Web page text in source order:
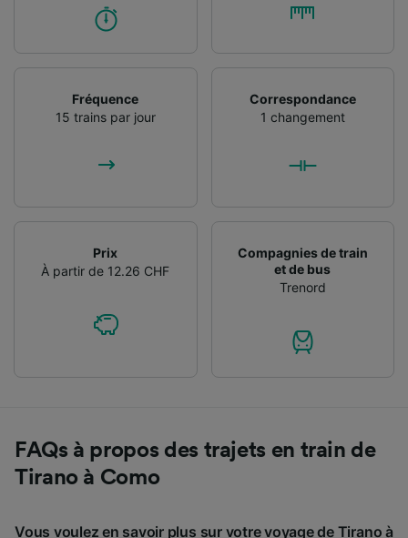
Fréquence
15 trains par jour
Correspondance
1 changement
Prix
À partir de 12.26 CHF
Compagnies de train
et de bus
Trenord
FAQs à propos des trajets en train de
Tirano à Como
Vous voulez en savoir plus sur votre voyage de Tirano à